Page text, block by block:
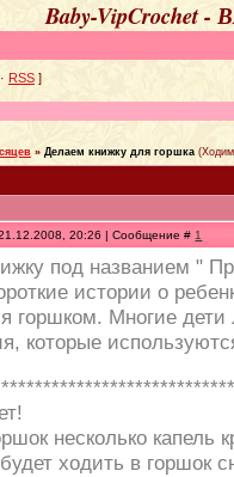
Baby-VipCrochet -
· RSS ]
» Делаем книжку для горшка
20:26 | Сообщение # 1
под названием "
истории о
горшком. Многие
которые
несколько капель
ходить в горшок